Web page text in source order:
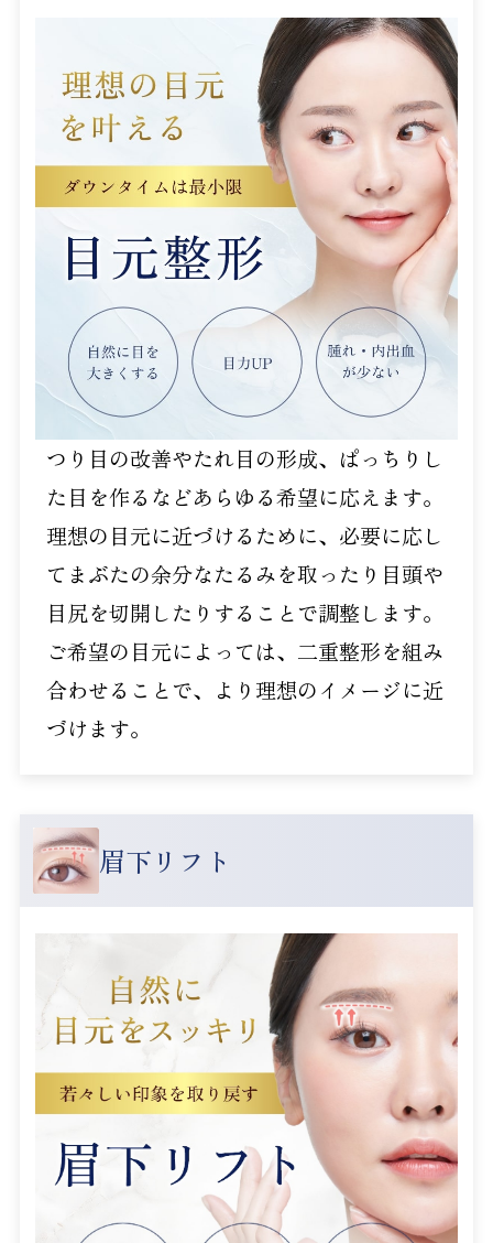
つり目の改善やたれ目の形成、ぱっちりし
た目を作るなどあらゆる希望に応えます。
理想の目元に近づけるために、必要に応し
てまぶたの余分なたるみを取ったり目頭や
目尻を切開したりすることで調整します。
ご希望の目元によっては、二重整形を組み
合わせることで、より理想のイメージに近
づけます。
眉下リフト